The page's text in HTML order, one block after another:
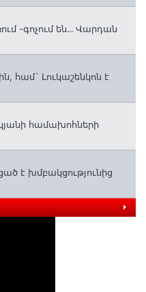
-գոչում են․․․ Վարդան
համ` Լուկաշենկոն է
համախոհների
է խմբակցությունից